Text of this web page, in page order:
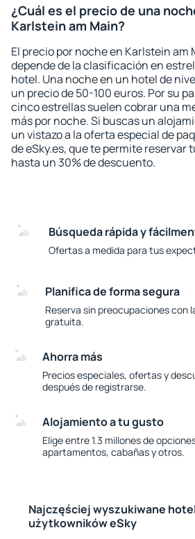
¿Cuál es el precio de una
Karlstein am Main?
El precio por noche en Karlstein am
depende de la clasificación en
hotel. Una noche en un hotel de
un precio de 50-100 euros. Por su
cinco estrellas suelen cobrar una
más por noche. Si buscas un
un vistazo a la oferta especial de
de eSky.es, que te permite reservar
hasta un 30% de descuento.
Búsqueda rápida y
Ofertas a medida para tus
Planifica de forma segura
Reserva sin preocupaciones con
gratuita.
Ahorra más
Precios especiales, ofertas y
después de registrarse.
Alojamiento a tu gusto
Elige entre 1.3 millones de
apartamentos, cabañas y otros.
Najczęściej wyszukiwane
użytkowników eSky